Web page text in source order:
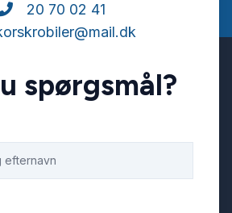
20 70 02 41
spørgsmål?